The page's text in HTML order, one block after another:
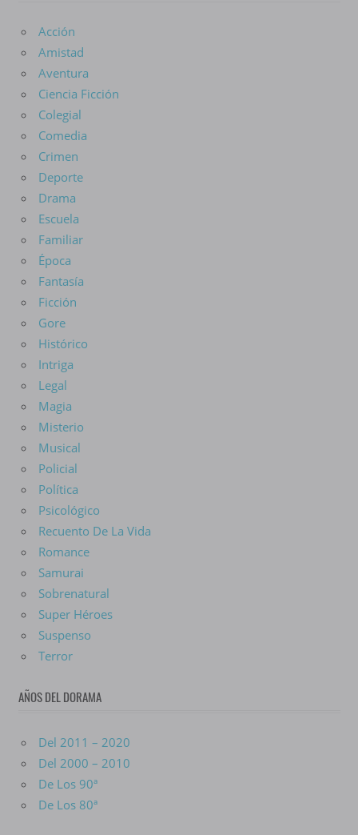
Acción
Amistad
Aventura
Ciencia Ficción
Colegial
Comedia
Crimen
Deporte
Drama
Escuela
Familiar
Época
Fantasía
Ficción
Gore
Histórico
Intriga
Legal
Magia
Misterio
Musical
Policial
Política
Psicológico
Recuento De La Vida
Romance
Samurai
Sobrenatural
Super Héroes
Suspenso
Terror
AÑOS DEL DORAMA
Del 2011 – 2020
Del 2000 – 2010
De Los 90ª
De Los 80ª